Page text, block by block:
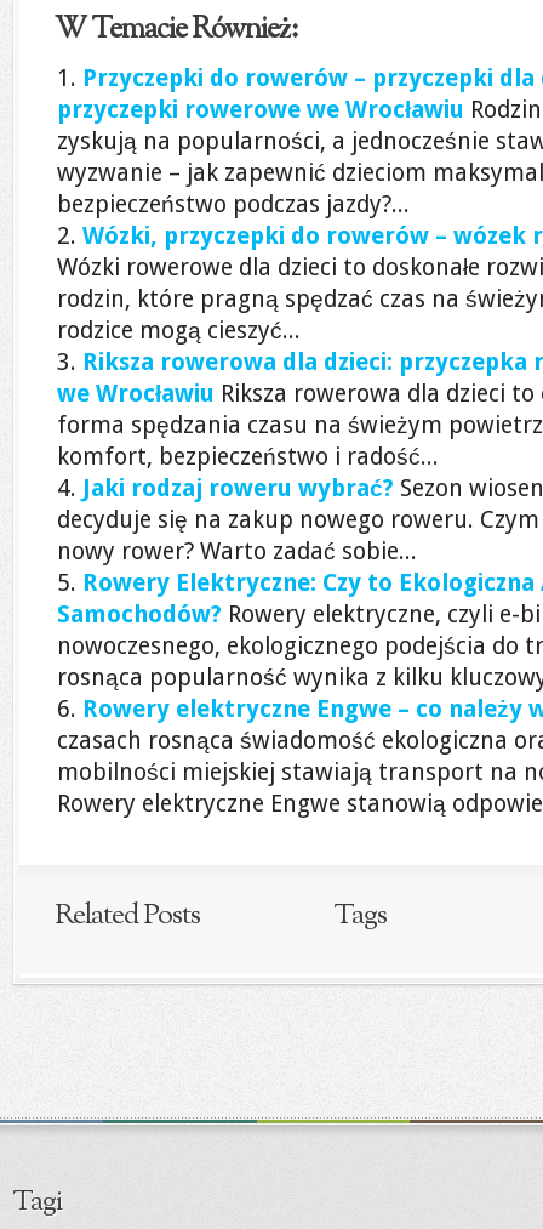
W Temacie Również:
Przyczepki do rowerów – przyczepki
przyczepki rowerowe we Wrocławiu
zyskują na popularności, a jednocześnie
wyzwanie – jak zapewnić dzieciom
bezpieczeństwo podczas jazdy?...
Wózki, przyczepki do rowerów – wózek
Wózki rowerowe dla dzieci to doskonałe
rodzin, które pragną spędzać czas na
rodzice mogą cieszyć...
Riksza rowerowa dla dzieci: przyczepka
we Wrocławiu Riksza rowerowa dla dzieci
forma spędzania czasu na świeżym
komfort, bezpieczeństwo i radość...
Jaki rodzaj roweru wybrać? Sezon
decyduje się na zakup nowego roweru.
nowy rower? Warto zadać sobie...
Rowery Elektryczne: Czy to
Samochodów? Rowery elektryczne, czyli e-
nowoczesnego, ekologicznego podejścia do
rosnąca popularność wynika z kilku
Rowery elektryczne Engwe – co należy
czasach rosnąca świadomość ekologiczna
mobilności miejskiej stawiają transport na
Rowery elektryczne Engwe stanowią
Related Posts Tags
Tagi